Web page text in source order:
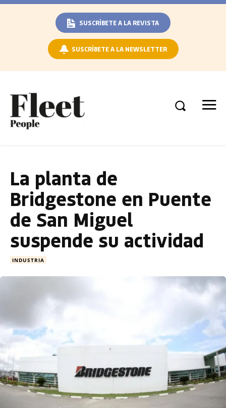
SUSCRÍBETE A LA REVISTA
SUSCRÍBETE A LA NEWSLETTER
La planta de
Bridgestone en Puente
de San Miguel
suspende su actividad
INDUSTRIA